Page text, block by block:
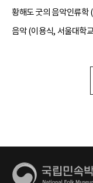
황해도 굿의 음악인류학
음악 (이용식, 서울대학